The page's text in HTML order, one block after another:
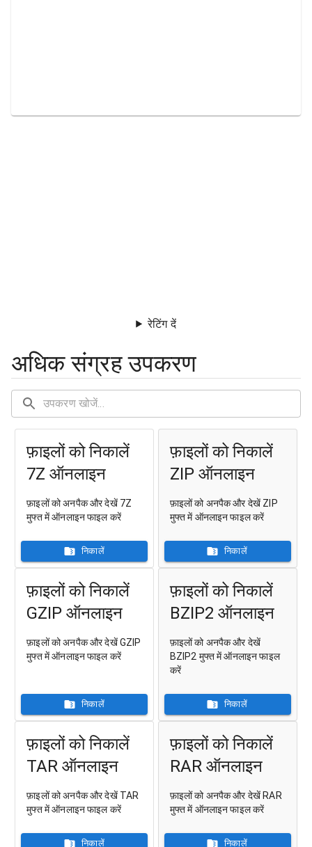
रेटिंग दें
अधिक संग्रह उपकरण
फ़ाइलों को निकालें
7Z ऑनलाइन
फ़ाइलों को अनपैक और देखें 7Z
मुफ्त में ऑनलाइन फाइल करें
निकालें
फ़ाइलों को निकालें
ZIP ऑनलाइन
फ़ाइलों को अनपैक और देखें ZIP
मुफ्त में ऑनलाइन फाइल करें
निकालें
फ़ाइलों को निकालें
GZIP ऑनलाइन
फ़ाइलों को अनपैक और देखें GZIP
मुफ्त में ऑनलाइन फाइल करें
निकालें
फ़ाइलों को निकालें
BZIP2 ऑनलाइन
फ़ाइलों को अनपैक और देखें
BZIP2 मुफ्त में ऑनलाइन फाइल
करें
निकालें
फ़ाइलों को निकालें
TAR ऑनलाइन
फ़ाइलों को अनपैक और देखें TAR
मुफ्त में ऑनलाइन फाइल करें
निकालें
फ़ाइलों को निकालें
RAR ऑनलाइन
फ़ाइलों को अनपैक और देखें RAR
मुफ्त में ऑनलाइन फाइल करें
निकालें